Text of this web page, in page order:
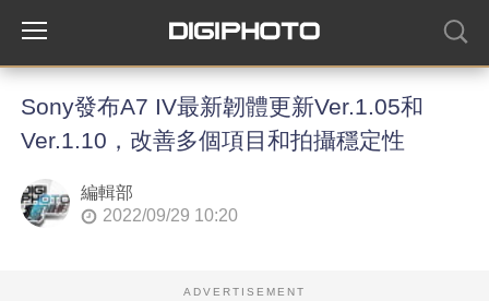
Sony發布A7 IV最新韌體更新Ver.1.05和
Ver.1.10，改善多個項目和拍攝穩定性
編輯部
2022/09/29 10:20
ADVERTISEMENT